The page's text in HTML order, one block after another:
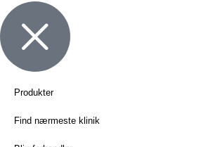
Produkter
Find nærmeste klinik